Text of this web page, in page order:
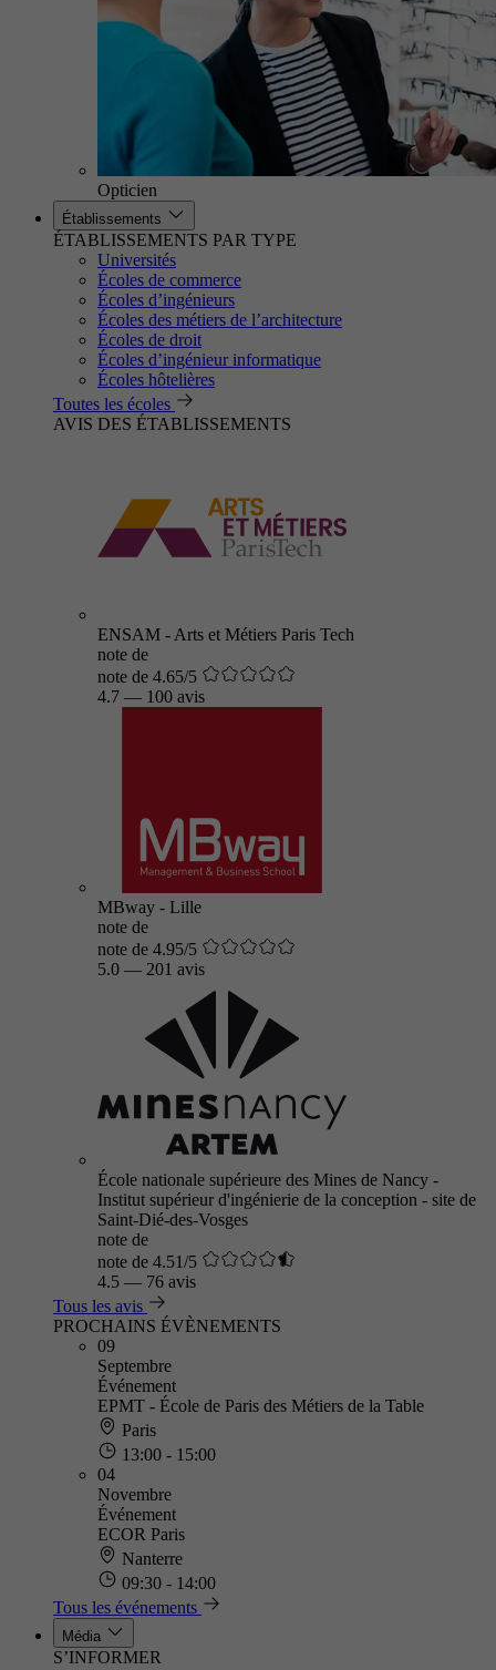
Opticien
Établissements
ÉTABLISSEMENTS PAR TYPE
Universités
Écoles de commerce
Écoles d’ingénieurs
Écoles des métiers de l’architecture
Écoles de droit
Écoles d’ingénieur informatique
Écoles hôtelières
Toutes les écoles
AVIS DES ÉTABLISSEMENTS
ENSAM - Arts et Métiers Paris Tech
note de
note de 4.65/5
4.7 — 100 avis
MBway - Lille
note de
note de 4.95/5
5.0 — 201 avis
École nationale supérieure des Mines de Nancy -
Institut supérieur d'ingénierie de la conception - site de
Saint-Dié-des-Vosges
note de
note de 4.51/5
4.5 — 76 avis
Tous les avis
PROCHAINS ÉVÈNEMENTS
09
Septembre
Événement
EPMT - École de Paris des Métiers de la Table
Paris
13:00 - 15:00
04
Novembre
Événement
ECOR Paris
Nanterre
09:30 - 14:00
Tous les événements
Média
S’INFORMER